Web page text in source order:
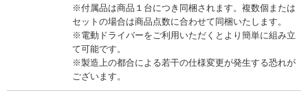
※付属品は商品１台につき同梱されます。複数個または
セットの場合は商品点数に合わせて同梱いたします。
※電動ドライバーをご利用いただくとより簡単に組み立
て可能です。
※製造上の都合による若干の仕様変更が発生する恐れが
ございます。